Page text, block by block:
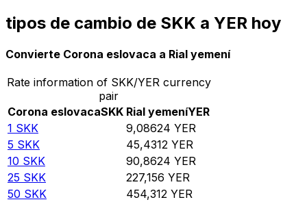
tipos de cambio de SKK a YER hoy
Convierte Corona eslovaca a Rial yemení
Rate information of SKK/YER currency
pair
Corona eslovacaSKK Rial yemeníYER
1 SKK 9,08624 YER
5 SKK 45,4312 YER
10 SKK 90,8624 YER
25 SKK 227,156 YER
50 SKK 454,312 YER